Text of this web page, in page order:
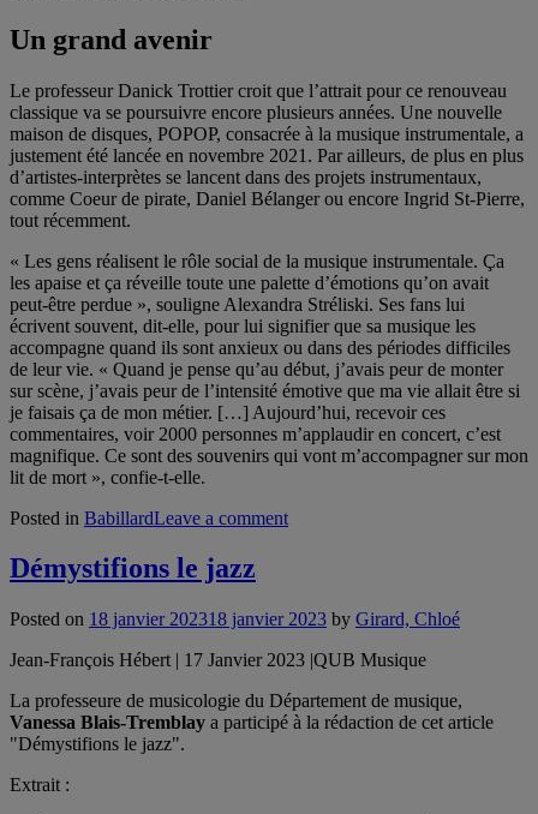
Un grand avenir
Le professeur Danick Trottier croit que l’attrait pour ce renouveau
classique va se poursuivre encore plusieurs années. Une nouvelle
maison de disques, POPOP, consacrée à la musique instrumentale, a
justement été lancée en novembre 2021. Par ailleurs, de plus en plus
d’artistes-interprètes se lancent dans des projets instrumentaux,
comme Coeur de pirate, Daniel Bélanger ou encore Ingrid St-Pierre,
tout récemment.
« Les gens réalisent le rôle social de la musique instrumentale. Ça
les apaise et ça réveille toute une palette d’émotions qu’on avait
peut-être perdue », souligne Alexandra Stréliski. Ses fans lui
écrivent souvent, dit-elle, pour lui signifier que sa musique les
accompagne quand ils sont anxieux ou dans des périodes difficiles
de leur vie. « Quand je pense qu’au début, j’avais peur de monter
sur scène, j’avais peur de l’intensité émotive que ma vie allait être si
je faisais ça de mon métier. […] Aujourd’hui, recevoir ces
commentaires, voir 2000 personnes m’applaudir en concert, c’est
magnifique. Ce sont des souvenirs qui vont m’accompagner sur mon
lit de mort », confie-t-elle.
Posted in BabillardLeave a comment
Démystifions le jazz
Posted on 18 janvier 202318 janvier 2023 by Girard, Chloé
Jean-François Hébert | 17 Janvier 2023 |QUB Musique
La professeure de musicologie du Département de musique,
Vanessa Blais-Tremblay a participé à la rédaction de cet article
"Démystifions le jazz".
Extrait :